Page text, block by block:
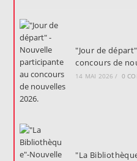
"Jour de
concours de
14 MAI 2026 / 0
"La